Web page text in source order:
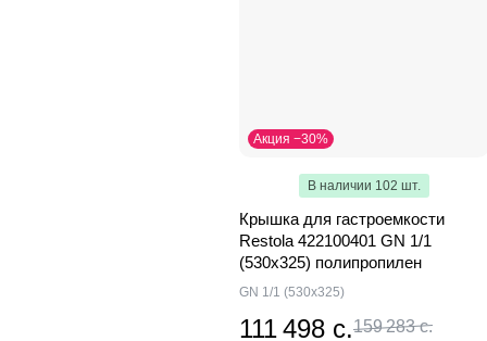
Акция −30%
В наличии 102 шт.
Крышка для гастроемкости
Restola 422100401 GN 1/1
(530х325) полипропилен
GN 1/1 (530х325)
111 498 с.159 283 с.